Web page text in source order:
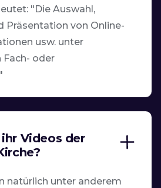
"Die Auswahl,
Präsentation von Online-
usw. unter
Fach- oder
Videos der
natürlich unter anderem